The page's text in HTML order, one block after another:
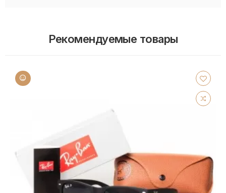
Рекомендуемые товары